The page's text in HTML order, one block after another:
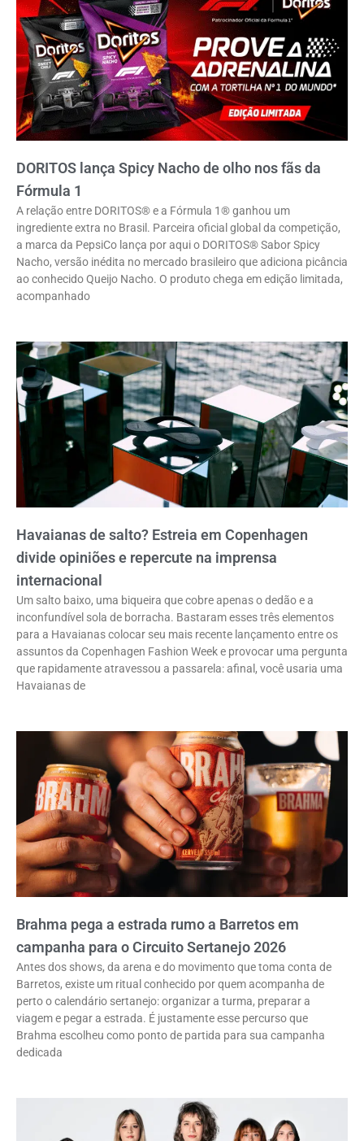
DORITOS lança Spicy Nacho de olho nos fãs da
Fórmula 1
A relação entre DORITOS® e a Fórmula 1® ganhou um
ingrediente extra no Brasil. Parceira oficial global da competição,
a marca da PepsiCo lança por aqui o DORITOS® Sabor Spicy
Nacho, versão inédita no mercado brasileiro que adiciona picância
ao conhecido Queijo Nacho. O produto chega em edição limitada,
acompanhado
Havaianas de salto? Estreia em Copenhagen
divide opiniões e repercute na imprensa
internacional
Um salto baixo, uma biqueira que cobre apenas o dedão e a
inconfundível sola de borracha. Bastaram esses três elementos
para a Havaianas colocar seu mais recente lançamento entre os
assuntos da Copenhagen Fashion Week e provocar uma pergunta
que rapidamente atravessou a passarela: afinal, você usaria uma
Havaianas de
Brahma pega a estrada rumo a Barretos em
campanha para o Circuito Sertanejo 2026
Antes dos shows, da arena e do movimento que toma conta de
Barretos, existe um ritual conhecido por quem acompanha de
perto o calendário sertanejo: organizar a turma, preparar a
viagem e pegar a estrada. É justamente esse percurso que
Brahma escolheu como ponto de partida para sua campanha
dedicada